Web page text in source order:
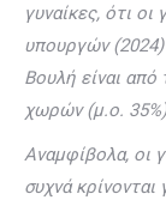
γυναίκες, ότι
υπουργών
Βουλή είναι
χωρών (μ.ο.
Αναμφίβολα, οι
συχνά κρίνονται